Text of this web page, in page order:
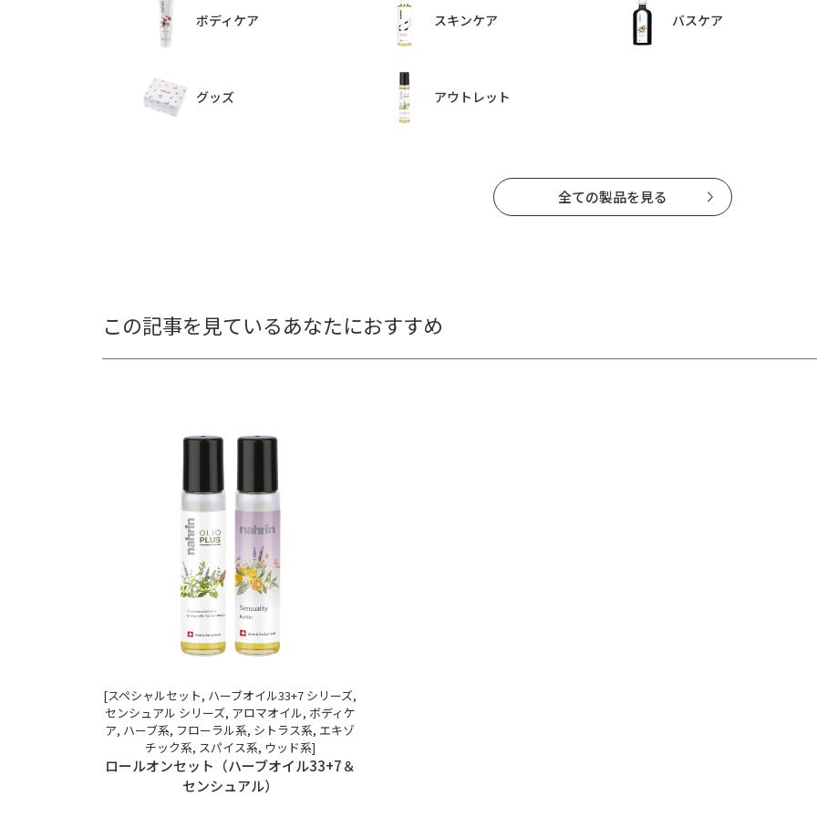
ボディケア スキンケア バスケア
グッズ アウトレット
全ての製品を見る
この記事を見ているあなたにおすすめ
[スペシャルセット, ハーブオイル33+7 シリーズ,
センシュアル シリーズ, アロマオイル, ボディケ
ア, ハーブ系, フローラル系, シトラス系, エキゾ
チック系, スパイス系, ウッド系]
ロールオンセット（ハーブオイル33+7＆
センシュアル）